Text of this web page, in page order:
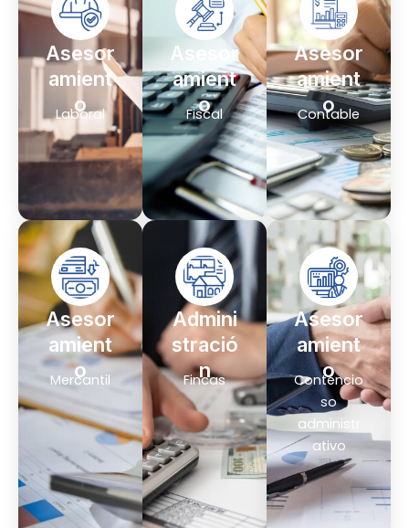
Asesor
amient
o
Laboral
Asesor
amient
o
Fiscal
Asesor
amient
o
Contable
Asesor
amient
o
Mercantil
Admini
stració
n
Fincas
Asesor
amient
o
Contencio
so
administr
ativo